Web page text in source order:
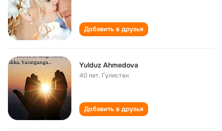
Добавить в друзья
Yulduz Ahmedova
40 лет, Гулистан
Добавить в друзья